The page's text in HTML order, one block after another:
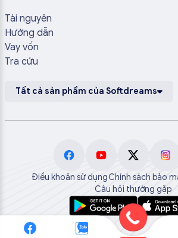
Tài nguyên
Hướng dẫn
Vay vốn
Tra cứu
Tất cả sản phẩm của Softdreams
Điều khoản sử dụngChính sách bảo
Câu hỏi thường gặp